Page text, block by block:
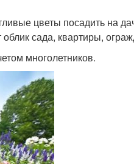
цветы посадить на
сада, квартиры,
многолетников.